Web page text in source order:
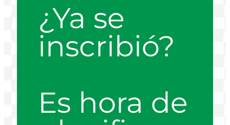
¿Ya se
inscribió?
Es hora de